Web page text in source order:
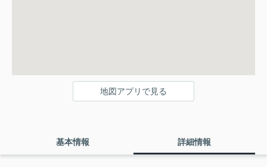
地図アプリで見る
基本情報 詳細情報